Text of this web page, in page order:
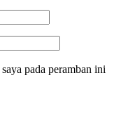
pada peramban ini